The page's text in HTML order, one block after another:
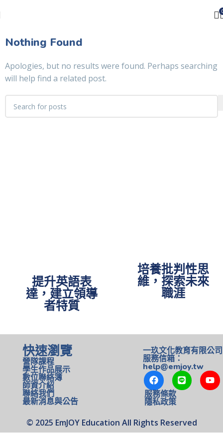
Nothing Found
Apologies, but no results were found. Perhaps searching
will help find a related post.
提升英語表
達，建立領導
者特質
培養批判性思
維，探索未來
職涯
快速瀏覽
營隊課程
學生作品展示
數位聯絡簿
師資介紹
聯絡我們
最新消息與公告
一玖文化教育有限公司
服務信箱：
help@emjoy.tw
服務條款
隱私政策
©️ 2025 EmJOY Education All Rights Reserved